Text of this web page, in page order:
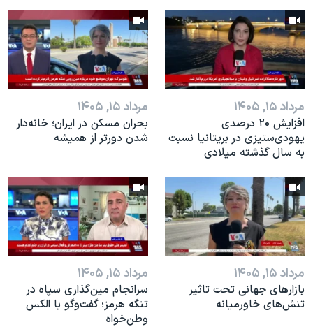
مرداد ۱۵, ۱۴۰۵
افزایش ۲۰ درصدی
یهودی‌ستیزی در بریتانیا نسبت
به سال گذشته میلادی
مرداد ۱۵, ۱۴۰۵
بحران مسکن در ایران؛ خانه‌دار
شدن دورتر از همیشه
مرداد ۱۵, ۱۴۰۵
بازارهای جهانی تحت تاثیر
تنش‌های خاورمیانه
مرداد ۱۵, ۱۴۰۵
سرانجام مین‌گذاری‌ سپاه در
تنگه هرمز؛ گفت‌وگو با الکس
وطن‌خواه